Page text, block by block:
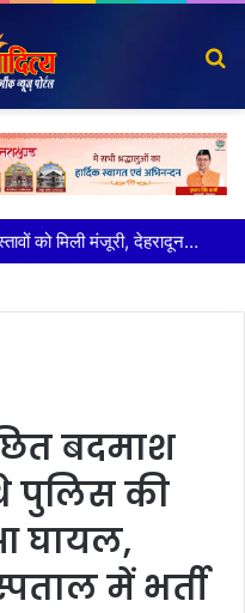
कृष्णा हाउसकीपिंग के मालिक दीपक जायसवाल विनोद नौटियाल आदि पर मुकदमा दर्ज
बदमाश
पुलिस की
घायल,
में भर्ती